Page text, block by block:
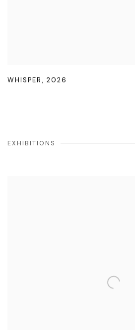
WHISPER , 2026
EXHIBITIONS